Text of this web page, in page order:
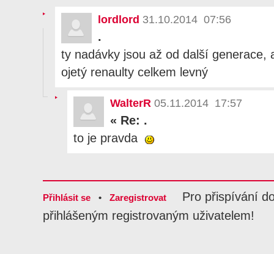
lordlord 31.10.2014 07:56
.
ty nadávky jsou až od další generace,
ojetý renaulty celkem levný
WalterR 05.11.2014 17:57
« Re: .
to je pravda
Přihlásit se • Zaregistrovat
Pro přispívání
přihlášeným registrovaným uživatelem!